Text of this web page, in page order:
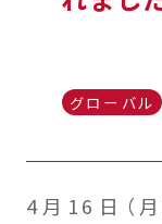
グローバル
4月16日（